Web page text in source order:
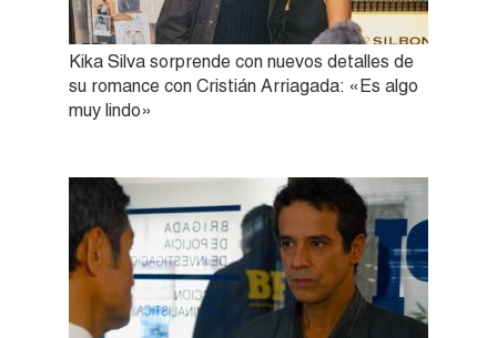
Kika Silva sorprende con nuevos detalles de
su romance con Cristián Arriagada: «Es algo
muy lindo»